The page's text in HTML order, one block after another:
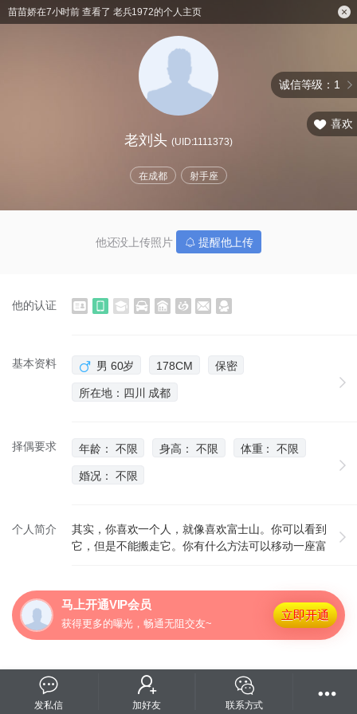
诚信等级：1
老刘头 (UID:1111373)
在成都 射手座
喜欢
他还没上传照片 提醒他上传
他的认证
基本资料 男 60岁 178CM 保密
所在地：四川 成都
择偶要求 年龄： 不限 身高： 不限 体重： 不限
婚况： 不限
个人简介
其实，你喜欢一个人，就像喜欢富士山。你可以看到
它，但是不能搬走它。你有什么方法可以移动一座富
马上开通VIP会员
获得更多的曝光，畅通无阻交友~
立即开通
发私信 加好友 联系方式
苗苗娇在7小时前 查看了 老兵1972的个人主页